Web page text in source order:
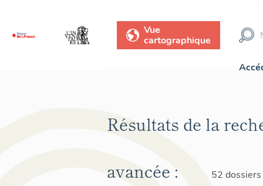
Vue
cartographique
Résultats de la
avancée :
52 dossiers